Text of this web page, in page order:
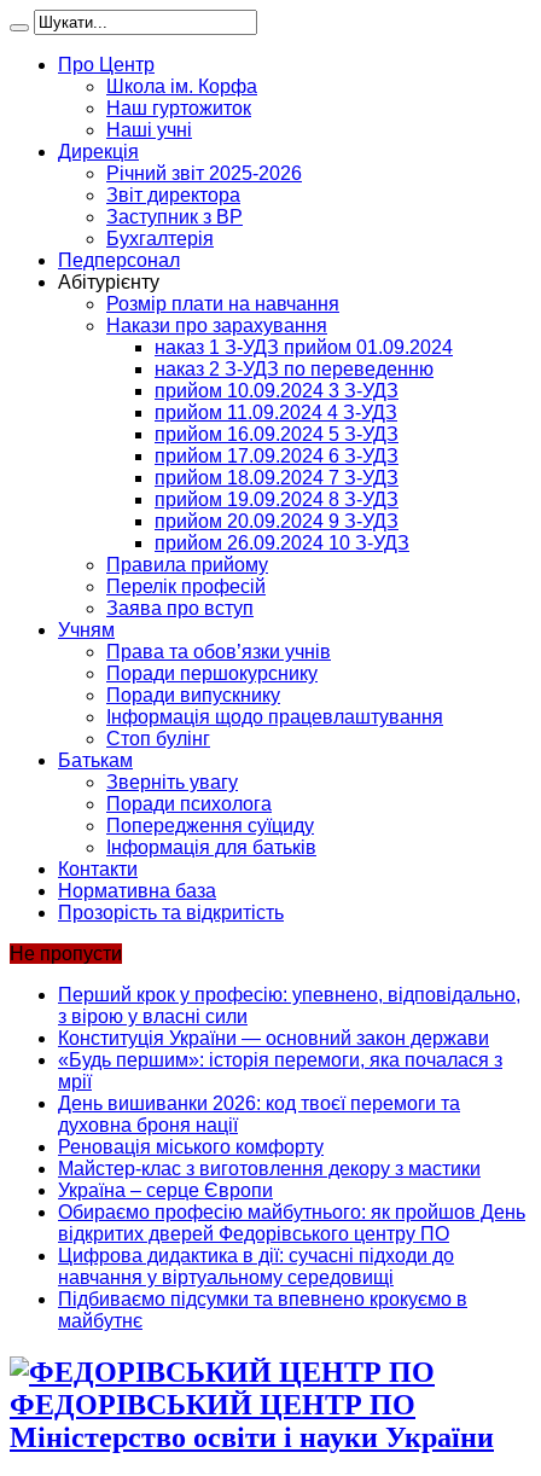
Про Центр
Школа ім. Корфа
Наш гуртожиток
Наші учні
Дирекція
Річний звіт 2025-2026
Звіт директора
Заступник з ВР
Бухгалтерія
Педперсонал
Абітурієнту
Розмір плати на навчання
Накази про зарахування
наказ 1 З-УДЗ прийом 01.09.2024
наказ 2 З-УДЗ по переведенню
прийом 10.09.2024 3 З-УДЗ
прийом 11.09.2024 4 З-УДЗ
прийом 16.09.2024 5 З-УДЗ
прийом 17.09.2024 6 З-УДЗ
прийом 18.09.2024 7 З-УДЗ
прийом 19.09.2024 8 З-УДЗ
прийом 20.09.2024 9 З-УДЗ
прийом 26.09.2024 10 З-УДЗ
Правила прийому
Перелік професій
Заява про вступ
Учням
Права та обов’язки учнів
Поради першокурснику
Поради випускнику
Інформація щодо працевлаштування
Стоп булінг
Батькам
Зверніть увагу
Поради психолога
Попередження суїциду
Інформація для батьків
Контакти
Нормативна база
Прозорість та відкритість
Не пропусти
Перший крок у професію: упевнено, відповідально,
з вірою у власні сили
Конституція України — основний закон держави
«Будь першим»: історія перемоги, яка почалася з
мрії
День вишиванки 2026: код твоєї перемоги та
духовна броня нації
Реновація міського комфорту
Майстер-клас з виготовлення декору з мастики
Україна – серце Європи
Обираємо професію майбутнього: як пройшов День
відкритих дверей Федорівського центру ПО
Цифрова дидактика в дії: сучасні підходи до
навчання у віртуальному середовищі
Підбиваємо підсумки та впевнено крокуємо в
майбутнє
ФЕДОРІВСЬКИЙ ЦЕНТР ПО
Міністерство освіти і науки України